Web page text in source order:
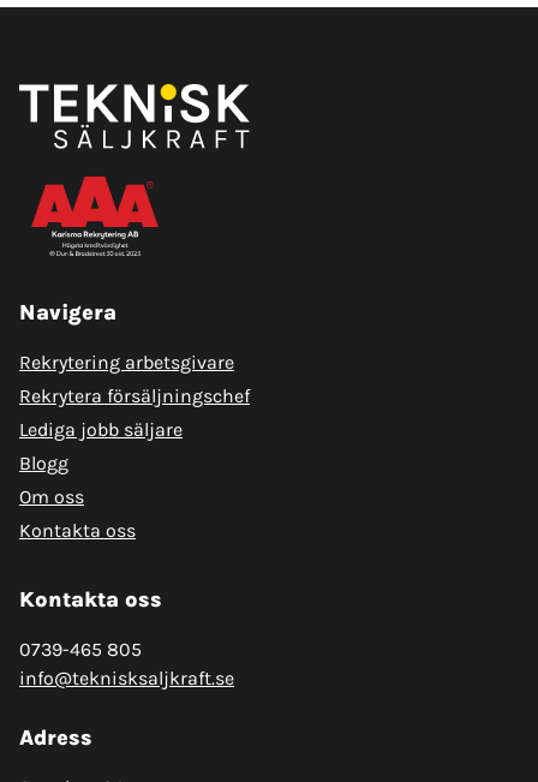
Navigera
Rekrytering arbetsgivare
Rekrytera försäljningschef
Lediga jobb säljare
Blogg
Om oss
Kontakta oss
Kontakta oss
0739-465 805
info@teknisksaljkraft.se
Adress